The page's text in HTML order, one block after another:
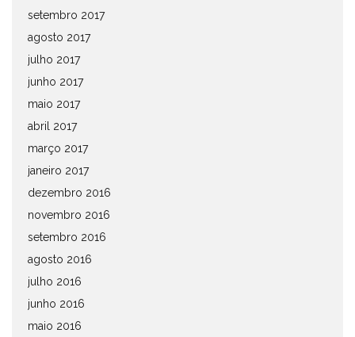
setembro 2017
agosto 2017
julho 2017
junho 2017
maio 2017
abril 2017
março 2017
janeiro 2017
dezembro 2016
novembro 2016
setembro 2016
agosto 2016
julho 2016
junho 2016
maio 2016